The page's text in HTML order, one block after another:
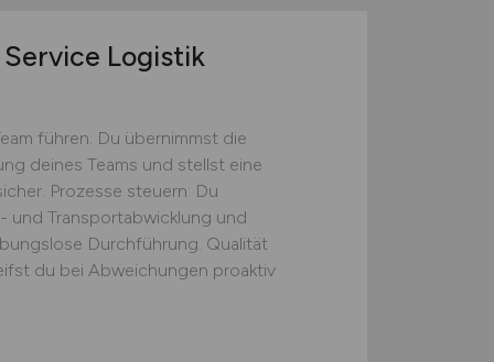
Logistik
führen: Du übernimmst die
deines Teams und stellst eine
Prozesse steuern: Du
und Transportabwicklung und
Durchführung. Qualität
du bei Abweichungen proaktiv